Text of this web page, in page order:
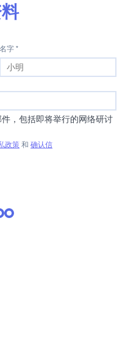
名字 *
，包括即将举行的网络研讨
政策 和 确认信